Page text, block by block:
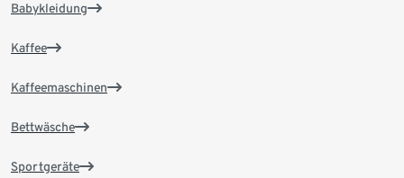
Babykleidung
Kaffee
Kaffeemaschinen
Bettwäsche
Sportgeräte